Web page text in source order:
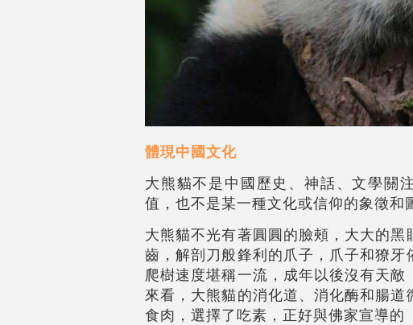
體現中國文化
大熊貓不是中國歷史、神話、文學關
值，也不是某一種文化或信仰的象徵和
大熊貓不光有著圓圓的臉頰，大大的
齒，解剖刀般鋒利的爪子，爪子和獠
爬樹速度堪稱一流，成年以後沒有天
來看，大熊貓的消化道、消化酶和腸
食肉，選擇了吃素，正好與佛家宣導的